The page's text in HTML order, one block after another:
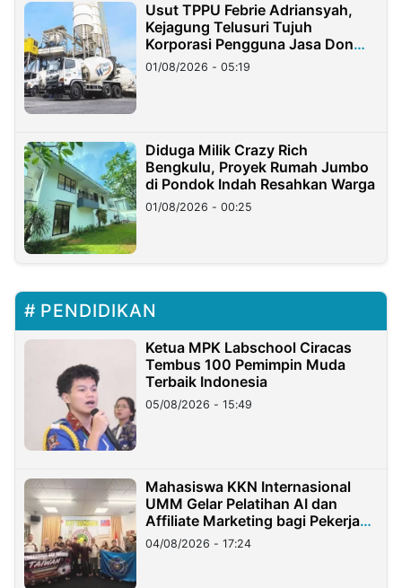
Usut TPPU Febrie Adriansyah,
Kejagung Telusuri Tujuh
Korporasi Pengguna Jasa Don
Ritto
01/08/2026 - 05:19
Diduga Milik Crazy Rich
Bengkulu, Proyek Rumah Jumbo
di Pondok Indah Resahkan Warga
01/08/2026 - 00:25
PENDIDIKAN
Ketua MPK Labschool Ciracas
Tembus 100 Pemimpin Muda
Terbaik Indonesia
05/08/2026 - 15:49
Mahasiswa KKN Internasional
UMM Gelar Pelatihan AI dan
Affiliate Marketing bagi Pekerja
Migran Indonesia di Taiwan
04/08/2026 - 17:24